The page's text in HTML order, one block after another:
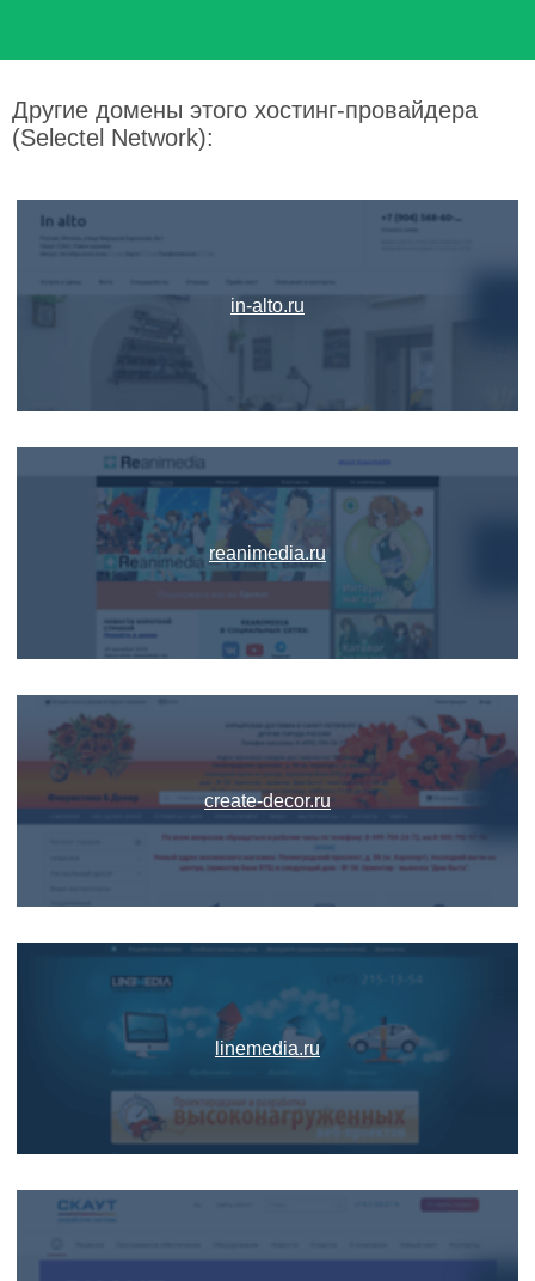
Другие домены этого хостинг-провайдера
(Selectel Network):
in-alto.ru
reanimedia.ru
create-decor.ru
linemedia.ru